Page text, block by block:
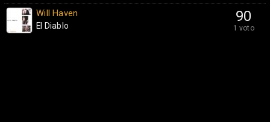
90
1 voto
Will Haven
El Diablo